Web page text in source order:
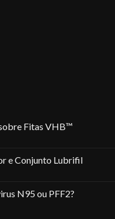
Fitas VHB™
e Conjunto Lubrifil
N95 ou PFF2?